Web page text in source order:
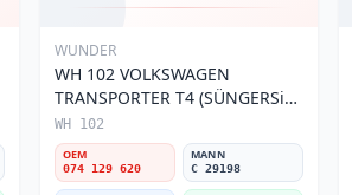
WUNDER
WH 102 VOLKSWAGEN
TRANSPORTER T4 (SÜNGERSiZ)
074 129 620 Hava Filtresi
WH 102
OEM
074 129 620
MANN
C 29198